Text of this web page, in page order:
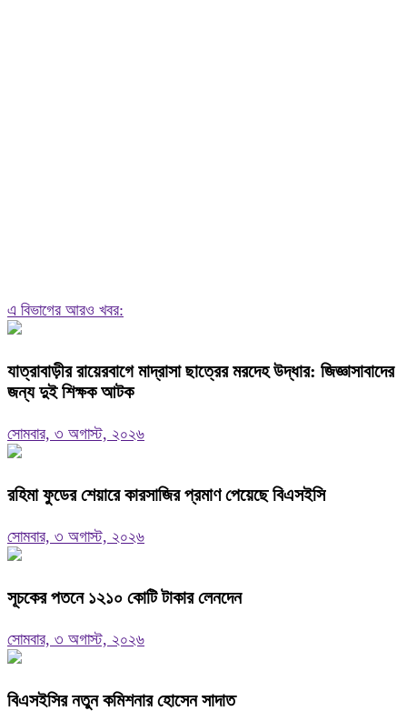
এ বিভাগের আরও খবর:
যাত্রাবাড়ীর রায়েরবাগে মাদ্রাসা ছাত্রের মরদেহ উদ্ধার: জিজ্ঞাসাবাদের
জন্য দুই শিক্ষক আটক
সোমবার, ৩ অগাস্ট, ২০২৬
রহিমা ফুডের শেয়ারে কারসাজির প্রমাণ পেয়েছে বিএসইসি
সোমবার, ৩ অগাস্ট, ২০২৬
সূচকের পতনে ১২১০ কোটি টাকার লেনদেন
সোমবার, ৩ অগাস্ট, ২০২৬
বিএসইসির নতুন কমিশনার হোসেন সাদাত